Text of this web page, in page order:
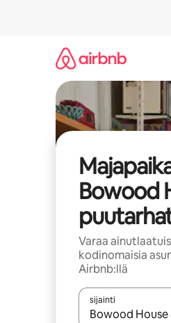
Bowood
Varaa
kodinomaisia
Airbnb:llä
sijainti
Kun tulokset